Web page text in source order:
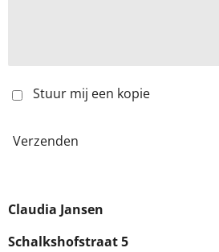
Stuur mij een kopie
Verzenden
Claudia Jansen
Schalkshofstraat 5